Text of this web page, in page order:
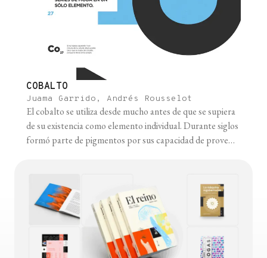
COBALTO
Juama Garrido, Andrés Rousselot
El cobalto se utiliza desde mucho antes de que se supiera
de su existencia como elemento individual. Durante siglos
formó parte de pigmentos por sus capacidad de proveer
Pompeya y en China, en [...]